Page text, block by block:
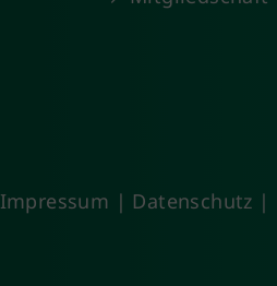
Impressum | Datenschutz |